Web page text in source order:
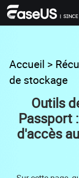
Accueil >
de stockage
Outils
Passport
d'accès